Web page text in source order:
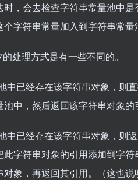
，会去检查字符串常量池中
字符串常量加入到字符串常量
处理方式是有一些不同的。
中已经存在该字符串对象，则
中，然后返回该字符串对象的
中已经存在该字符串对象，则
字符串对象的引用添加到字
象，再返回其引用。（这也